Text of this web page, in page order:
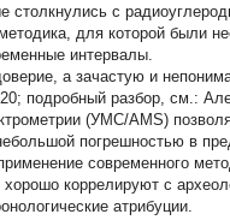
столкнулись с
для которой были
интервалы.
а зачастую и
подробный разбор, см.:
(УМС/AMS)
погрешностью в
современного
коррелируют с
атрибуции.